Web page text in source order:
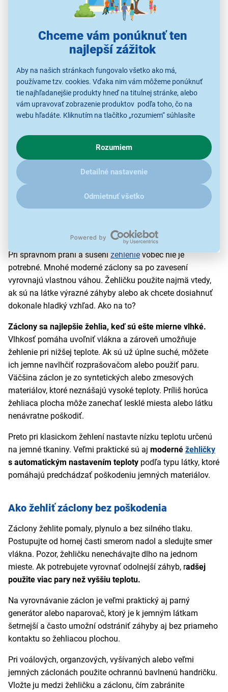
Chceme vám ponúknuť ten
najlepší zážitok
Aby na našich stránkach fungovalo všetko ako má,
používame tzv. cookies. Vďaka nim vám môžeme ponúknuť
tie najhľadanejšie produkty hneď na titulnej stránke, alebo
vám upravovať zobrazenie produktov podľa toho, čo na
webu hľadáte. Kliknutím na tlačítko „rozumiem“ súhlasíte
o chovaní na webe pre zobrazovaní cielených reklám.
V prípade že vás zaujímajú detaily, ako u nás s cookies a
ďalšími údaji pracujeme, kliknitesem.
Rozumiem
Detailné nastavenie
Odmietnuť všetko
poškodeniu uchytenia. Výnimkou sú len materiály, pri
zvoľte šetrný program a nízku teplotu.
Treba záclony žehliť?
Pri správnom praní a sušenížehlenievôbec nie je
potrebné. Mnohé moderné záclony sa po zavesení
vyrovnajú vlastnou váhou. Žehličku použite najmä vtedy,
ak sú na látke výrazné záhyby alebo ak chcete dosiahnuť
dokonale hladký vzhľad. Ako na to?
Záclony sa najlepšie žehlia, keď sú ešte mierne vlhké.
Vlhkosť pomáha uvoľniť vlákna a zároveň umožňuje
žehlenie pri nižšej teplote. Ak sú už úplne suché, môžete
ich jemne navlhčiť rozprašovačom alebo použiť paru.
Väčšina záclon je zo syntetických alebo zmesových
materiálov, ktoré neznášajú vysoké teploty. Príliš horúca
žehliaca plocha môže zanechať lesklé miesta alebo látku
nenávratne poškodiť.
Preto pri klasickom žehlení nastavte nízku teplotu určenú
na jemné tkaniny. Veľmi praktické sú aj moderné žehličky
s automatickým nastavením teploty podľa typu látky, ktoré
pomáhajú predchádzať poškodeniu jemných materiálov.
Ako žehliť záclony bez poškodenia
Záclony žehlite pomaly, plynulo a bez silného tlaku.
Postupujte od hornej časti smerom nadol a sledujte smer
vlákna. Pozor, žehličku nenechávajte dlho na jednom
mieste. Ak potrebujete vyrovnať odolnejší záhyb, radšej
použite viac pary než vyššiu teplotu.
Na vyrovnávanie záclon je veľmi praktický aj parný
generátor alebo naparovač, ktorý je k jemným látkam
šetrnejší a často umožní odstrániť záhyby aj bez priameho
kontaktu so žehliacou plochou.
Pri voálových, organzových, vyšívaných alebo veľmi
jemných záclonách použite ochrannú bavlnenú handričku.
Vložte ju medzi žehličku a záclonu, čím zabránite